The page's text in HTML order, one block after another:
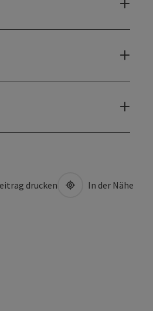
drucken In der Nähe